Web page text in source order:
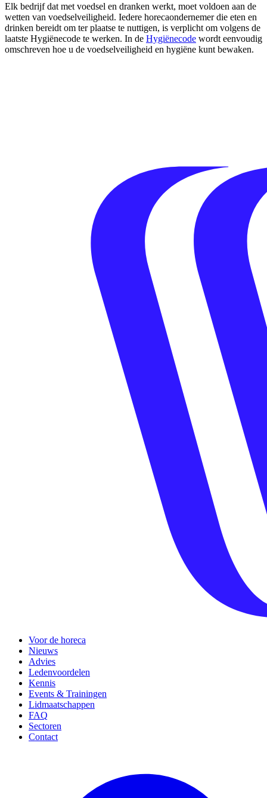
Elk bedrijf dat met voedsel en dranken werkt, moet voldoen aan de
wetten van voedselveiligheid. Iedere horecaondernemer die eten en
drinken bereidt om ter plaatse te nuttigen, is verplicht om volgens de
laatste Hygiënecode te werken. In de Hygiënecode wordt eenvoudig
omschreven hoe u de voedselveiligheid en hygiëne kunt bewaken.
Voor de horeca
Nieuws
Advies
Ledenvoordelen
Kennis
Events & Trainingen
Lidmaatschappen
FAQ
Sectoren
Contact